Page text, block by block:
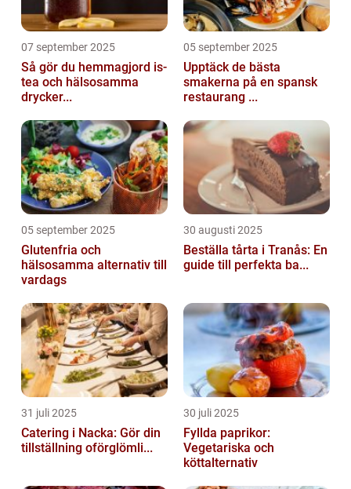
07 september 2025
Så gör du hemmagjord is-
tea och hälsosamma
drycker...
05 september 2025
Upptäck de bästa
smakerna på en spansk
restaurang ...
05 september 2025
Glutenfria och
hälsosamma alternativ till
vardags
30 augusti 2025
Beställa tårta i Tranås: En
guide till perfekta ba...
31 juli 2025
Catering i Nacka: Gör din
tillställning oförglömli...
30 juli 2025
Fyllda paprikor:
Vegetariska och
köttalternativ